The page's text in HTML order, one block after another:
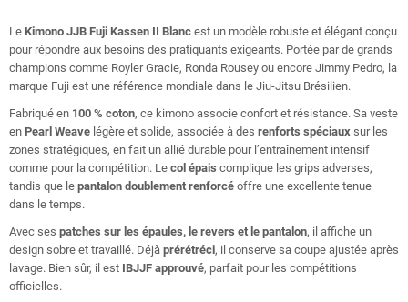
Le Kimono JJB Fuji Kassen II Blanc est un modèle robuste et élégant conçu
pour répondre aux besoins des pratiquants exigeants. Portée par de grands
champions comme Royler Gracie, Ronda Rousey ou encore Jimmy Pedro, la
marque Fuji est une référence mondiale dans le Jiu-Jitsu Brésilien.
Fabriqué en 100 % coton, ce kimono associe confort et résistance. Sa veste
en Pearl Weave légère et solide, associée à des renforts spéciaux sur les
zones stratégiques, en fait un allié durable pour l’entraînement intensif
comme pour la compétition. Le col épais complique les grips adverses,
tandis que le pantalon doublement renforcé offre une excellente tenue
dans le temps.
Avec ses patches sur les épaules, le revers et le pantalon, il affiche un
design sobre et travaillé. Déjà prérétréci, il conserve sa coupe ajustée après
lavage. Bien sûr, il est IBJJF approuvé, parfait pour les compétitions
officielles.